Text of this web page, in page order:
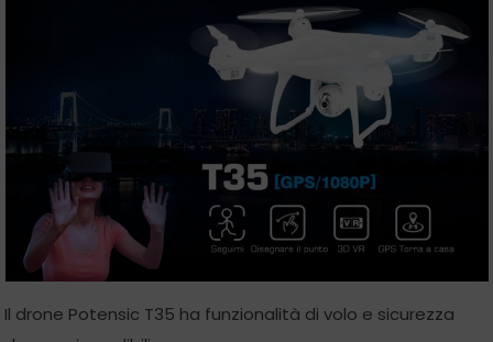
Il drone Potensic T35 ha funzionalità di volo e sicurezza